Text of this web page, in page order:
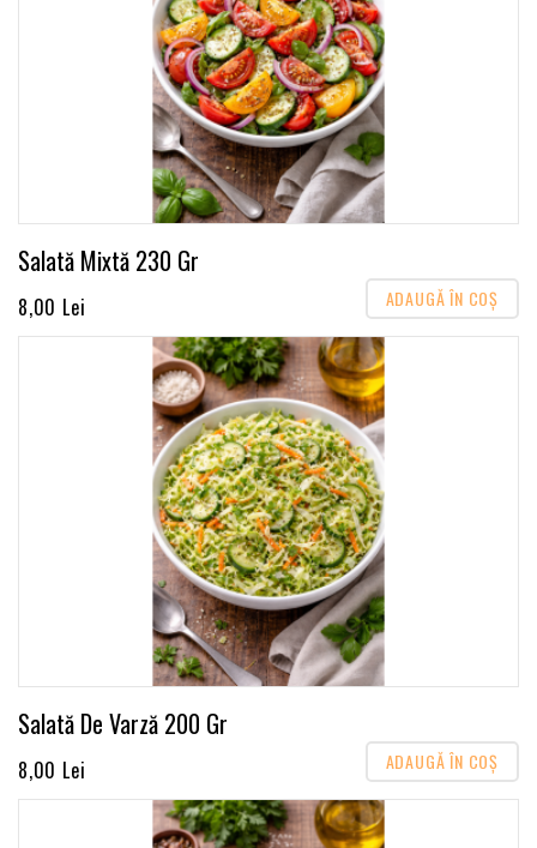
Salată Mixtă 230 Gr
8,00 Lei ADAUGĂ ÎN COŞ
Salată De Varză 200 Gr
8,00 Lei ADAUGĂ ÎN COŞ